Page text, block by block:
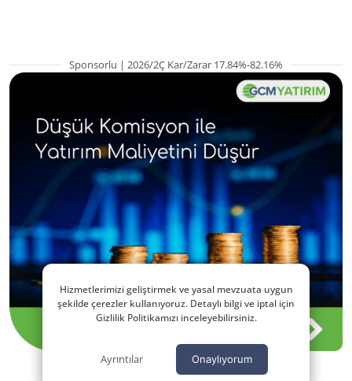
Sponsorlu | 2026/2Ç Kar/Zarar 17.84%-82.16%
Hizmetlerimizi geliştirmek ve yasal mevzuata uygun
şekilde çerezler kullanıyoruz. Detaylı bilgi ve iptal için
Gizlilik Politikamızı inceleyebilirsiniz.
Ayrıntılar Onaylıyorum